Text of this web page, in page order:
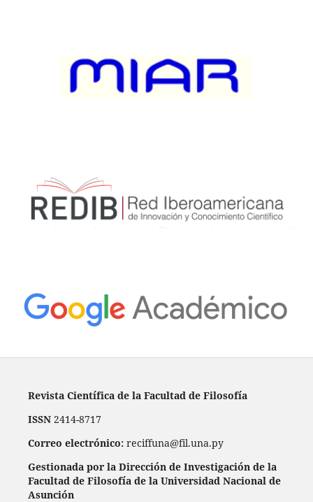
Revista Científica de la Facultad de Filosofía
ISSN2414-8717
Correo electrónico: reciffuna@fil.una.py
Gestionada por la Dirección de Investigación de la
Facultad de Filosofía de la Universidad Nacional de
Asunción